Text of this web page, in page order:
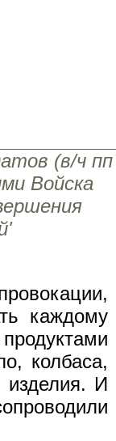
(в/ч пп
Войска
каждому
колбаса,
изделия. И